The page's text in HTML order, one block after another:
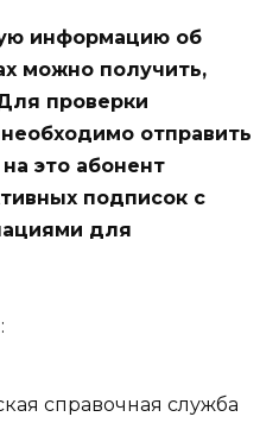
информацию об
можно получить,
проверки
отправить
это абонент
подписок с
для
справочная служба